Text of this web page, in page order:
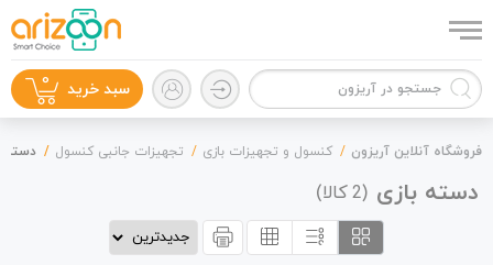
سبد خرید 0
فروشگاه آنلاین آریزون کنسول و تجهیزات بازی تجهیزات جانبی کنسول دسته
دسته بازی (
2کالا)